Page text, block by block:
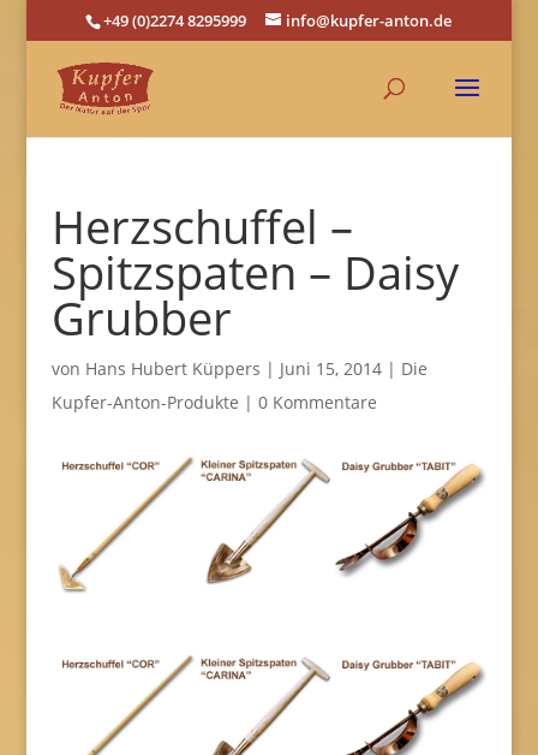
+49 (0)2274 8295999 info@kupfer-anton.de
Herzschuffel –
Spitzspaten – Daisy
Grubber
von Hans Hubert Küppers | Juni 15, 2014| Die
Kupfer-Anton-Produkte | 0 Kommentare